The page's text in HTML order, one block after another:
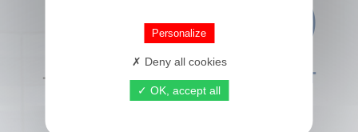
+33 (0) 1 44 41 29 19 CONTACT
Personalize
Deny all cookies
OK, accept all